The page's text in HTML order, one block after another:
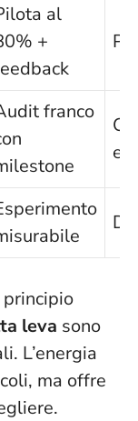
al
+
franco
leva sono
L’energia
ma offre